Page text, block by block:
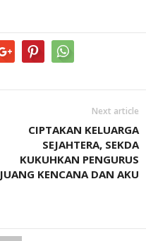
Next article
CIPTAKAN KELUARGA
SEJAHTERA, SEKDA
KUKUHKAN PENGURUS
JUANG KENCANA DAN AKU